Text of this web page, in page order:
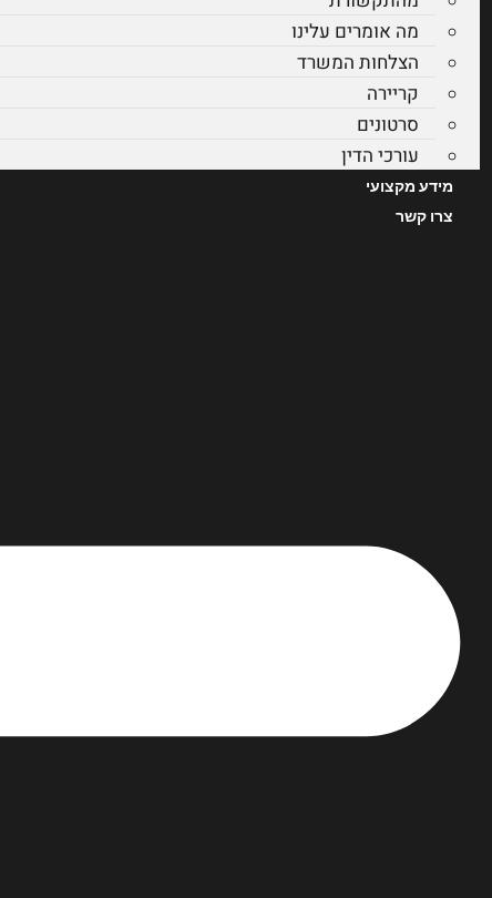
מה אומרים עלינו
הצלחות המשרד
קריירה
סרטונים
עורכי הדין
מידע מקצועי
צרו קשר